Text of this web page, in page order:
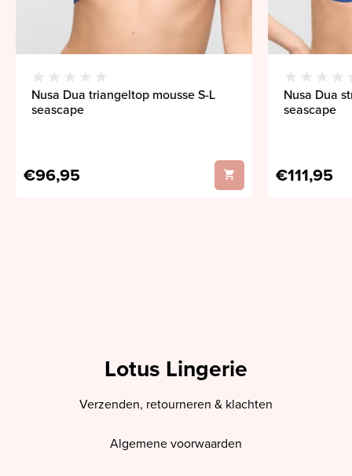
Nusa Dua triangeltop mousse S-L
seascape
€96,95
Nusa Dua
seascape
€111,95
Lotus Lingerie
Verzenden, retourneren & klachten
Algemene voorwaarden